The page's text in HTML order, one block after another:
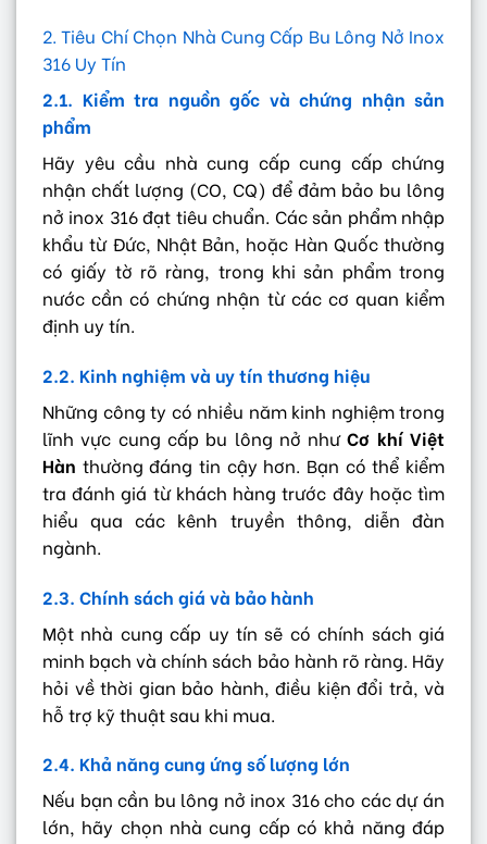
2. Tiêu Chí Chọn Nhà Cung Cấp Bu Lông Nở Inox
316 Uy Tín
2.1. Kiểm tra nguồn gốc và chứng nhận sản
phẩm
Hãy yêu cầu nhà cung cấp cung cấp chứng
nhận chất lượng (CO, CQ) để đảm bảo bu lông
nở inox 316 đạt tiêu chuẩn. Các sản phẩm nhập
khẩu từ Đức, Nhật Bản, hoặc Hàn Quốc thường
có giấy tờ rõ ràng, trong khi sản phẩm trong
nước cần có chứng nhận từ các cơ quan kiểm
định uy tín.
2.2. Kinh nghiệm và uy tín thương hiệu
Những công ty có nhiều năm kinh nghiệm trong
lĩnh vực cung cấp bu lông nở nhưCơ khí Việt
Hàn thường đáng tin cậy hơn. Bạn có thể kiểm
tra đánh giá từ khách hàng trước đây hoặc tìm
hiểu qua các kênh truyền thông, diễn đàn
ngành.
2.3. Chính sách giá và bảo hành
Một nhà cung cấp uy tín sẽ có chính sách giá
minh bạch và chính sách bảo hành rõ ràng. Hãy
hỏi về thời gian bảo hành, điều kiện đổi trả, và
hỗ trợ kỹ thuật sau khi mua.
2.4. Khả năng cung ứng số lượng lớn
Nếu bạn cần bu lông nở inox 316 cho các dự án
lớn, hãy chọn nhà cung cấp có khả năng đáp